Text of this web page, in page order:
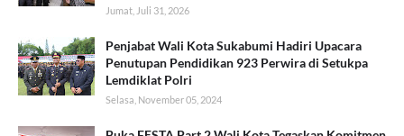
Jumat, Juli 31, 2026
Penjabat Wali Kota Sukabumi Hadiri Upacara
Penutupan Pendidikan 923 Perwira di Setukpa
Lemdiklat Polri
Selasa, November 05, 2024